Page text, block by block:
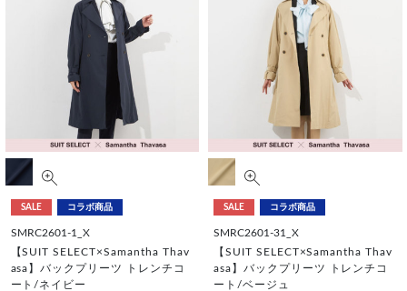
SALE コラボ商品
SMRC2601-1_X
【SUIT SELECT×Samantha Thav
asa】バックプリーツ トレンチコ
ート/ネイビー
SALE コラボ商品
SMRC2601-31_X
【SUIT SELECT×Samantha Thav
asa】バックプリーツ トレンチコ
ート/ベージュ